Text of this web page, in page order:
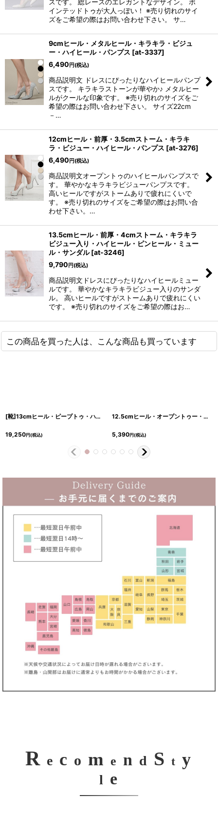
スです。 総レースのエレガントなデザイン。 ポ
インテッドトゥが大人っぽい！ ※売り切れのサイ
ズをご希望の際はお問い合わせ下さい。 サ…
9cmヒール・メタルヒール・キラキラ・ビジュ
ー・ハイヒール・パンプス [at-3337]
6,490 円 (税込)
商品説明文 ドレスにぴったりなハイヒールパンプ
スです。 キラキラストーンが華やか♪ メタルヒー
ルがクールな印象です。 ※売り切れのサイズをご
希望の際はお問い合わせ下さい。 サイズ22cm
－…
12cmヒール・前厚・3.5cmストーム・キラキ
ラ・ビジュー・ハイヒール・パンプス [at-3276]
6,490 円 (税込)
商品説明文オープントゥのハイヒールパンプスで
す。 華やかなキラキラビジューパンプスです。
高いヒールですがストームありで疲れにくいで
す。 ※売り切れのサイズをご希望の際はお問い合
わせ下さい。…
13.5cmヒール・前厚・4cmストーム・キラキラ
ビジュー入り・ハイヒール・ピンヒール・ミュー
ル・サンダル [at-3246]
9,790 円 (税込)
商品説明文ドレスにぴったりなハイヒールミュー
ルです。 華やかなキラキラビジュー入りのサンダ
ル。 高いヒールですがストームありで疲れにくい
です。 ※売り切れのサイズをご希望の際はお…
この商品を買った人は、こんな商品も買っています
[靴]13cmヒール・ピープトゥ・ハイヒール・バックストラップ・パンプス・サンダル[送料無料]
19,250円(税込)
12.5cmヒール・オープントゥー・エナメル・プラットフォーム・前厚 ハイヒールパンプス
5,390円(税込)
R e c o m e n d S t y
l e